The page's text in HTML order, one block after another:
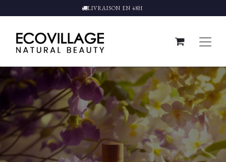
LIVRAISON EN 48H